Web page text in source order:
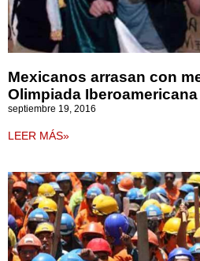
Mexicanos arrasan con
Olimpiada
septiembre 19, 2016
LEER MÁS»